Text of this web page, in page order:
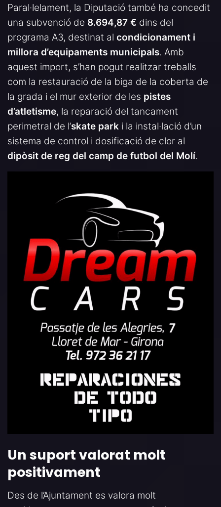
Paral·lelament, la Diputació també ha concedit
una subvenció de 8.694,87 € dins del
programa A3, destinat al condicionament i
millora d’equipaments municipals. Amb
aquest import, s’han pogut realitzar treballs
com la restauració de la biga de la coberta de
la grada i el mur exterior de les pistes
d’atletisme, la reparació del tancament
perimetral de l’skate park i la instal·lació d’un
sistema de control i dosificació de clor al
dipòsit de reg del camp de futbol del Molí.
Un suport valorat molt
positivament
Des de l’Ajuntament es valora molt